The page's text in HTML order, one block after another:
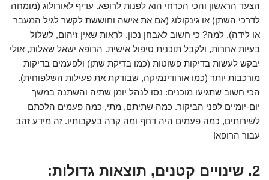
הצעד הראשון והכי הכרחי הוא לפנות לרופא. עדיף לאורולוג (מומחה
לדרכי השתן) או גינקולוג (אם את אישה וחוששת לקשר לגיל המעבר
או לידה). למה? כי חשוב לאבחן נכון. לראות שאין זיהום, לשלול
בעיות אחרות, ולקבל תוכנית טיפול אישית. הרופא ישאל שאלות, אולי
יבקש לעשות בדיקות פשוטות (כמו בדיקת שתן) ולפעמים בדיקות
מורכבות יותר (כמו אורודינמיקה, שבודקת את פעילות השלפוחית).
הכי חשוב שתגיעו מוכנים: נסו לנהל יומן שתיה והשתנה במשך
יום-יומיים לפני הביקור. כמה שתיתם, מתי, כמה פעמים הלכתם
לשירותים, כמה פעמים היה דחף ומה קרה בעקבותיו. זה מידע זהב
עבור הרופא!
2. שינויים קטנים, תוצאות גדולות: